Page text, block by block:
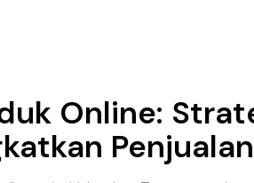
Online:
Penjualan